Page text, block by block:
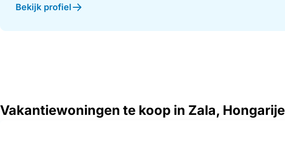
Bekijk profiel
Vakantiewoningen te koop in Zala, Hongarije